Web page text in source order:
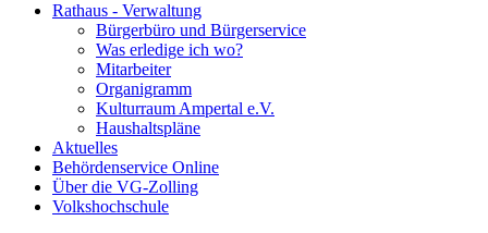
Rathaus - Verwaltung
Bürgerbüro und Bürgerservice
Was erledige ich wo?
Mitarbeiter
Organigramm
Kulturraum Ampertal e.V.
Haushaltspläne
Aktuelles
Behördenservice Online
Über die VG-Zolling
Volkshochschule